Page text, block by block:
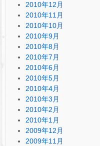
2010年12月
2010年11月
2010年10月
2010年9月
2010年8月
2010年7月
2010年6月
2010年5月
2010年4月
2010年3月
2010年2月
2010年1月
2009年12月
2009年11月